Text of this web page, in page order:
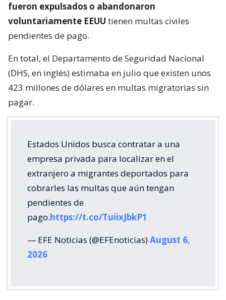
fueron expulsados o abandonaron
voluntariamente EEUU tienen multas civiles
pendientes de pago.
En total, el Departamento de Seguridad Nacional
(DHS, en inglés) estimaba en julio que existen unos
423 millones de dólares en multas migratorias sin
pagar.
Estados Unidos busca contratar a una
empresa privada para localizar en el
extranjero a migrantes deportados para
cobrarles las multas que aún tengan
pendientes de
pago.https://t.co/TuiixJbkP1
— EFE Noticias (@EFEnoticias)August 6,
2026